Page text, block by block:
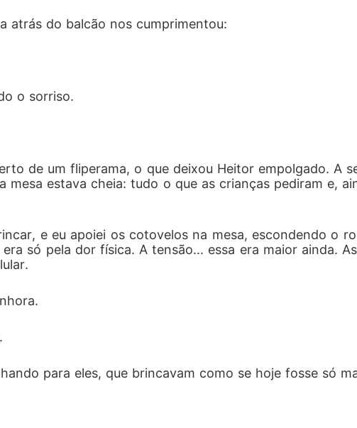
atrás do balcão nos cumprimentou:
o sorriso.
de um fliperama, o que deixou Heitor empolgado. A
mesa estava cheia: tudo o que as crianças pediram e,
e eu apoiei os cotovelos na mesa, escondendo o
só pela dor física. A tensão... essa era maior ainda.
para eles, que brincavam como se hoje fosse só